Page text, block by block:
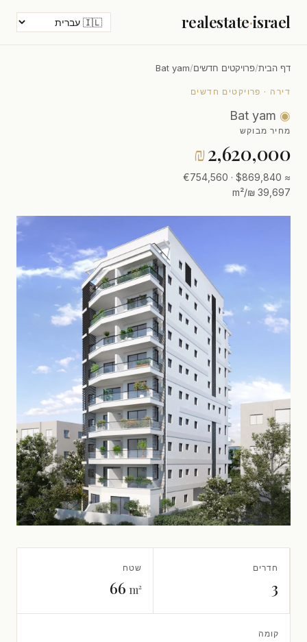
realestate·israel
דף הבית/פרויקטים חדשים/
Bat yam
דירה · פרויקטים חדשים
◉
מחיר מבוקש
₪2,620,000
≈ $869,840 · €754,560
39,697 ₪/m²
חדרים
3
שטח
66 m²
קומה